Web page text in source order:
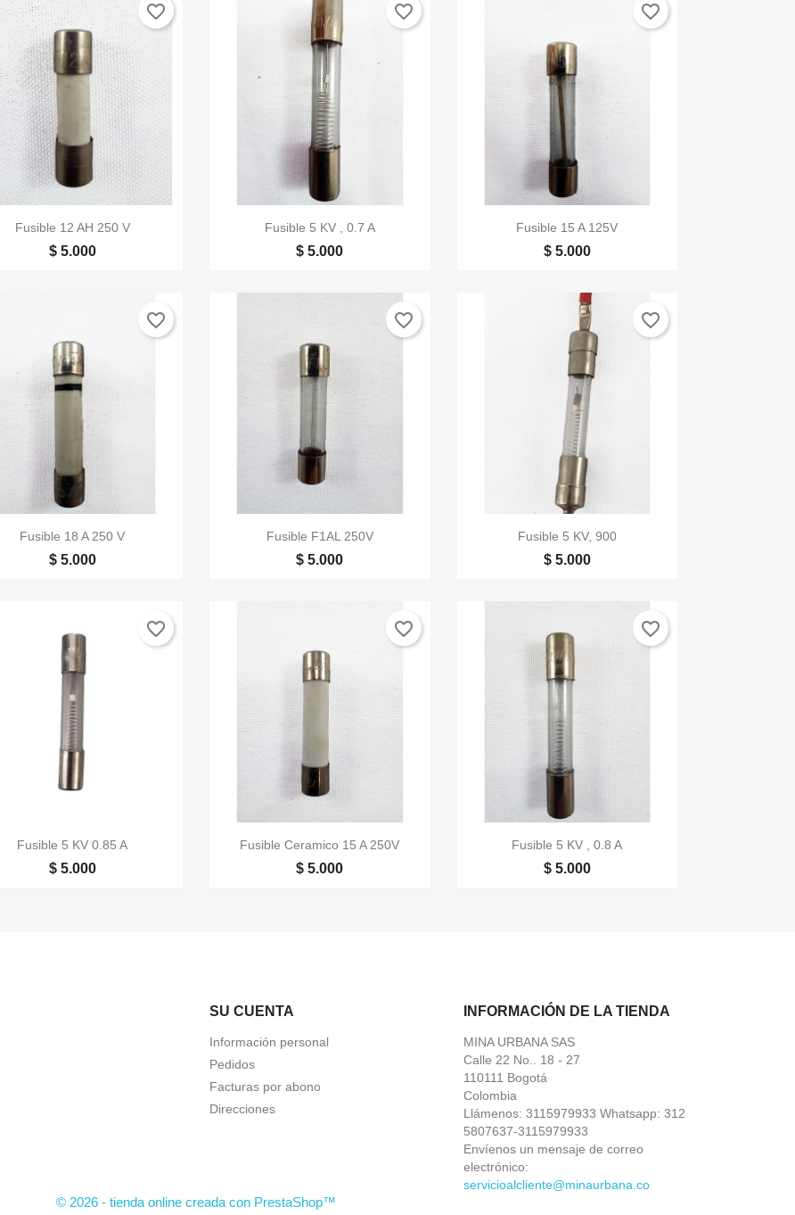
Vista rápida
Fusible 12 AH 250 V
$ 5.000
favorite_border
Vista rápida
Fusible 5 KV , 0.7 A
$ 5.000
favorite_border
Vista rápida
Fusible 15 A 125V
$ 5.000
favorite_border
Vista rápida
Fusible 18 A 250 V
$ 5.000
favorite_border
Vista rápida
Fusible F1AL 250V
$ 5.000
favorite_border
Vista rápida
Fusible 5 KV, 900
$ 5.000
favorite_border
Vista rápida
Fusible 5 KV 0.85 A
$ 5.000
favorite_border
Vista rápida
Fusible Ceramico 15 A 250V
$ 5.000
favorite_border
Vista rápida
Fusible 5 KV , 0.8 A
$ 5.000
favorite_border
SU CUENTA
Información personal
Pedidos
Facturas por abono
Direcciones
INFORMACIÓN DE LA TIENDA
MINA URBANA SAS
Calle 22 No.. 18 - 27
110111 Bogotá
Colombia
Llámenos: 3115979933 Whatsapp: 312
5807637-3115979933
Envíenos un mensaje de correo
electrónico:
servicioalcliente@minaurbana.co
© 2026 - tienda online creada con PrestaShop™